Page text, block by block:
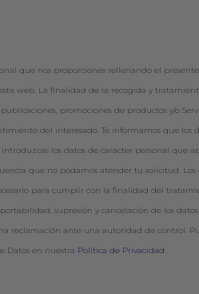
que nos proporciones rellenando el
web. La finalidad de la recogida y
promociones de productos y/o
del interesado. Te informamos que los
los datos de carácter personal que
que no podamos atender tu solicitud. Los
para cumplir con la finalidad del
supresión y cancelación de los
reclamación ante una autoridad de control.
Datos en nuestra Política de Privacidad